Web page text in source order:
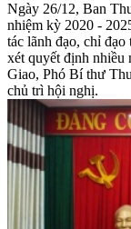
Ngày 26/12, Ban
nhiệm kỳ 2020 -
tác lãnh đạo, chỉ
xét quyết định
Giao, Phó Bí thư
chủ trì hội nghị.